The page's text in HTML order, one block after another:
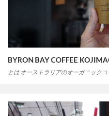
BYRON BAY COFFEE
とは オーストラリアのオーガニック